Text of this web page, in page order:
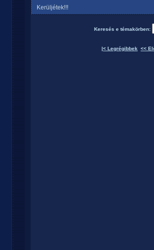
Kerüljétek!!!
Keresés e témakörben:
|< Legrégibbek <<